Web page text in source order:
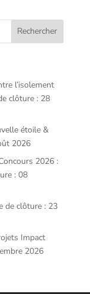
l’isolement
clôture : 28
étoile &
2026
2026 :
: 08
de clôture : 23
Impact
2026